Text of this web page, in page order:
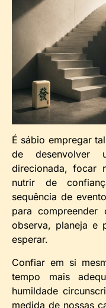
É sábio empregar
de desenvolver
direcionada, focar
nutrir de
sequência de
para compreender
observa, planeja e
esperar.
Confiar em si
tempo mais
humildade
medida de nossas